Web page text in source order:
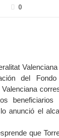
0
del Fondo
anunció el
que